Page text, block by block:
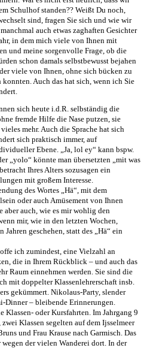
Schulhof standen?? Weißt Du noch,
sind, fragen Sie sich und wie wir
auch etwas zaghaften Gesichter
in dem mich viele von Ihnen mit
und meine sorgenvolle Frage, ob die
schon damals selbstbewusst bejahen
viele von Ihnen, ohne sich bücken zu
Auch das hat sich, wenn ich Sie
sich heute i.d.R. selbständig die
fremde Hilfe die Nase putzen, sie
mehr. Auch die Sprache hat sich
sich praktisch immer, auf
Ebene. „Ja, lol ey“ kann bspw.
„yolo“ könnte man übersetzten „mit was
Ihres Alters sozusagen ein
mit großem Interesse.
des Wortes „Hä“, mit dem
oder auch Amüsement von Ihnen
aber auch, wie es mir wohlig den
mir, wie in den letzten Wochen,
geschehen, statt des „Hä“ ein
ich zumindest, eine Vielzahl an
die in Ihrem Rückblick – und auch das
Raum einnehmen werden. Sie sind die
mit doppelter Klassenlehrerschaft insb.
gekümmert. Nikolaus-Party, slender
Dinner – bleibende Erinnerungen.
oder Kursfahrten. Im Jahrgang 9
Klassen segelten auf dem Ijsselmeer
und Frau Krause nach Garmisch. Das
der vielen Wanderei dort. In der